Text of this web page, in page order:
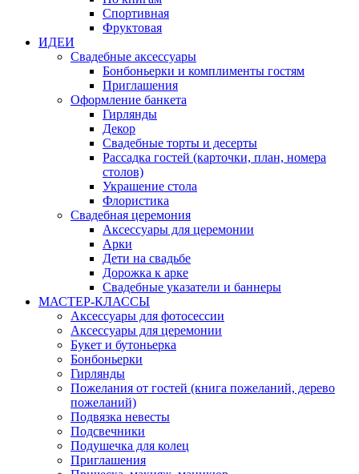
Спортивная
Фруктовая
ИДЕИ
Свадебные аксессуары
Бонбоньерки и комплименты гостям
Приглашения
Оформление банкета
Гирлянды
Декор
Свадебные торты и десерты
Рассадка гостей (карточки, план, номера
столов)
Украшение стола
Флористика
Свадебная церемония
Аксессуары для церемонии
Арки
Дети на свадьбе
Дорожка к арке
Свадебные указатели и баннеры
МАСТЕР-КЛАССЫ
Аксессуары для фотосессии
Аксессуары для церемонии
Букет и бутоньерка
Бонбоньерки
Гирлянды
Пожелания от гостей (книга пожеланий, дерево
пожеланий)
Подвязка невесты
Подсвечники
Подушечка для колец
Приглашения